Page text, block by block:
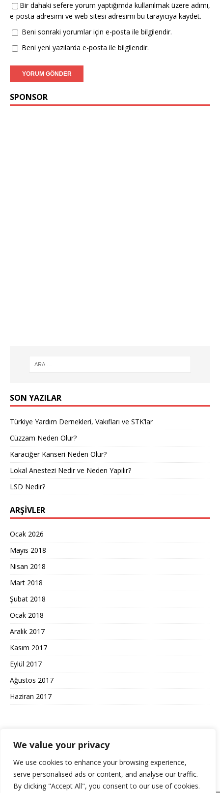
We value your privacy
We use cookies to enhance your browsing experience,
serve personalised ads or content, and analyse our traffic.
By clicking "Accept All", you consent to our use of cookies.
Bir dahaki sefere yorum yaptığımda kullanılmak üzere adımı,
e-posta adresimi ve web sitesi adresimi bu tarayıcıya kaydet.
Beni sonraki yorumlar için e-posta ile bilgilendir.
Beni yeni yazılarda e-posta ile bilgilendir.
SPONSOR
SON YAZILAR
Türkiye Yardım Dernekleri, Vakıfları ve STK’lar
Cüzzam Neden Olur?
Karaciğer Kanseri Neden Olur?
Lokal Anestezi Nedir ve Neden Yapılır?
LSD Nedir?
ARŞIVLER
Ocak 2026
Mayıs 2018
Nisan 2018
Mart 2018
Şubat 2018
Ocak 2018
Aralık 2017
Kasım 2017
Eylül 2017
Ağustos 2017
Haziran 2017
KULLANIM ŞARTLARI GIZLILIK
Gizlilik Politikası ve Kullanım Koşulları